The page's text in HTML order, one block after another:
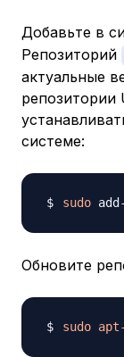
Добавьте в
Репозиторий
актуальные
репозитории
системе:
sudo
Обновите
sudo